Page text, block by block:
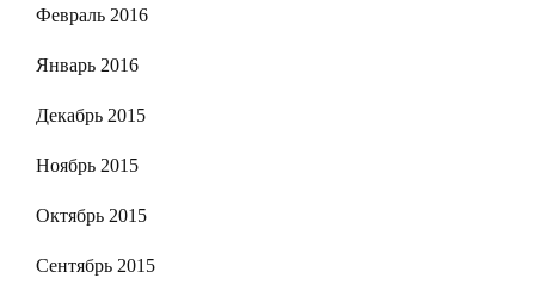
Февраль 2016
Январь 2016
Декабрь 2015
Ноябрь 2015
Октябрь 2015
Сентябрь 2015